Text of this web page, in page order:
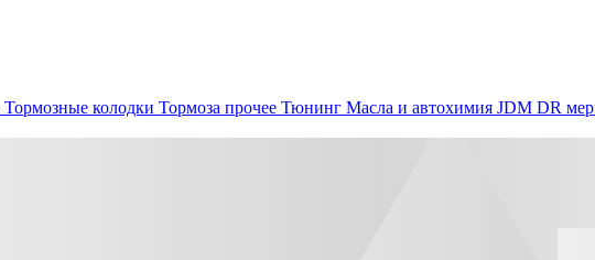
Тормозные колодки Тормоза прочее Тюнинг Масла и автохимия JDM DR